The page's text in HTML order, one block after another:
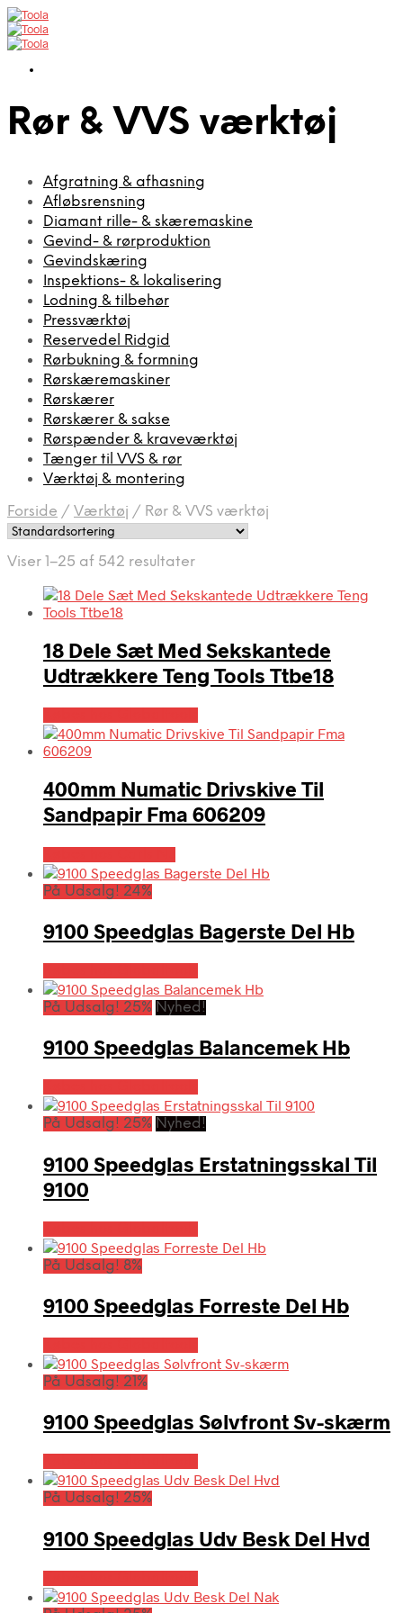
Rør & VVS værktøj
Afgratning & afhasning
Afløbsrensning
Diamant rille- & skæremaskine
Gevind- & rørproduktion
Gevindskæring
Inspektions- & lokalisering
Lodning & tilbehør
Pressværktøj
Reservedel Ridgid
Rørbukning & formning
Rørskæremaskiner
Rørskærer
Rørskærer & sakse
Rørspænder & kraveværktøj
Tænger til VVS & rør
Værktøj & montering
Forside / Værktøj / Rør & VVS værktøj
Viser 1–25 af 542 resultater
18 Dele Sæt Med Sekskantede
Udtrækkere Teng Tools Ttbe18
400mm Numatic Drivskive Til
Sandpapir Fma 606209
På Udsalg! 24%
9100 Speedglas Bagerste Del Hb
På Udsalg! 25% Nyhed!
9100 Speedglas Balancemek Hb
På Udsalg! 25% Nyhed!
9100 Speedglas Erstatningsskal Til
9100
På Udsalg! 8%
9100 Speedglas Forreste Del Hb
På Udsalg! 21%
9100 Speedglas Sølvfront Sv-skærm
På Udsalg! 25%
9100 Speedglas Udv Besk Del Hvd